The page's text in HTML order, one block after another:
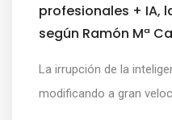
profesionales + IA,
según Ramón Mª
La irrupción de la
modificando a gran